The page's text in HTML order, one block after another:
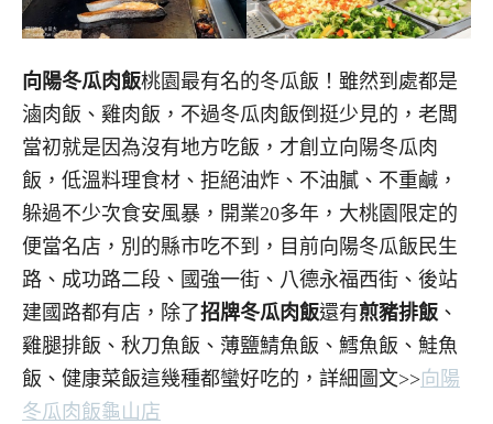
向陽冬瓜肉飯桃園最有名的冬瓜飯！雖然到處都是
滷肉飯、雞肉飯，不過冬瓜肉飯倒挺少見的，老闆
當初就是因為沒有地方吃飯，才創立向陽冬瓜肉
飯，低溫料理食材、拒絕油炸、不油膩、不重鹹，
躲過不少次食安風暴，開業20多年，大桃園限定的
便當名店，別的縣市吃不到，目前向陽冬瓜飯民生
路、成功路二段、國強一街、八德永福西街、後站
建國路都有店，除了招牌冬瓜肉飯還有煎豬排飯 、
雞腿排飯、秋刀魚飯、薄鹽鯖魚飯、鱈魚飯、鮭魚
飯、健康菜飯這幾種都蠻好吃的，詳細圖文>>向陽
冬瓜肉飯龜山店